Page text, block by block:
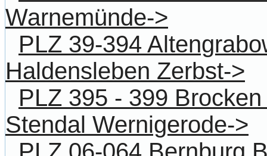
Warnemünde->
PLZ 39-394
Haldensleben Zerbst->
PLZ 395 - 399
Stendal Wernigerode->